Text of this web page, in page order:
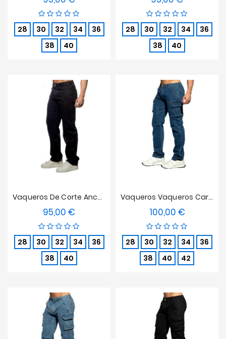
28 30 32 34
36
38
40
28 30 32 34
36
38
40
Vaqueros De Corte Ancho Vaqueros - Black
95,00 €
28 30 32 34
36
38
40
Vaqueros Vaqueros Cargo - Azul Oscuro
100,00 €Precio
28 30 32 34
36
38
40 42